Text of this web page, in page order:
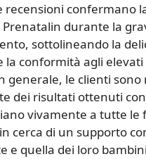
recensioni confermano
Prenatalin durante la
sottolineando la
la conformità agli
generale, le clienti sono
dei risultati ottenuti
vivamente a tutte le
cerca di un supporto
e quella dei loro